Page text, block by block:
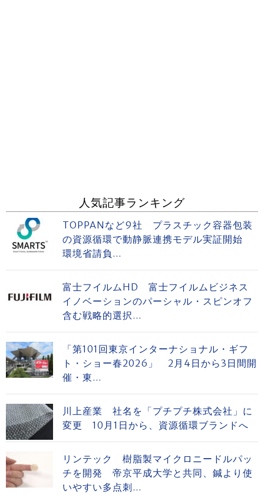
人気記事ランキング
TOPPANなど9社 プラスチック容器包装
の資源循環で動静脈連携モデル実証開始
環境省請負...
富士フイルムHD 富士フイルムビジネス
イノベーションのパーシャル・スピンオフ
含む戦略的選択...
「第101回東京インターナショナル・ギフ
ト・ショー春2026」 2月4日から3日間開
催・東...
川上産業 社名を「プチプチ株式会社」に
変更 10月1日から、資源循環ブランドへ
リンテック 樹脂製マイクロニードルパッ
チを開発 帝京平成大学と共同、鍼より使
いやすい多点刺...